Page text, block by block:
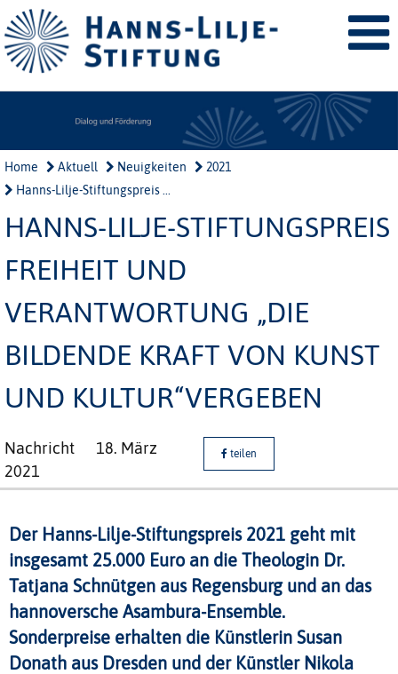
Home Aktuell Neuigkeiten
2021
Hanns-Lilje-Stiftungspreis ...
HANNS-LILJE-STIFTUNGSPREIS
FREIHEIT UND
VERANTWORTUNG „DIE
BILDENDE KRAFT VON KUNST
UND KULTUR“VERGEBEN
Nachricht
18. März
2021
teilen
Der Hanns-Lilje-Stiftungspreis 2021 geht mit
insgesamt 25.000 Euro an die Theologin Dr.
Tatjana Schnütgen aus Regensburg und an das
hannoversche Asambura-Ensemble.
Sonderpreise erhalten die Künstlerin Susan
Donath aus Dresden und der Künstler Nikola